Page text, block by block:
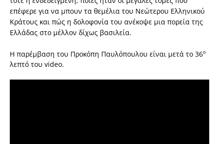
επέφερε για να μπουν τα θεμέλια του Νεώτερου Ελληνικού
Κράτους και πώς η δολοφονία του ανέκοψε μια πορεία της
Ελλάδας στο μέλλον δίχως βασιλεία.
Η παρέμβαση του Προκόπη Παυλόπουλου είναι μετά το 36ο
λεπτό του video.